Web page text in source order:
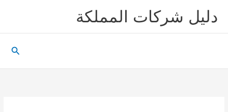
دليل شركات المملكة